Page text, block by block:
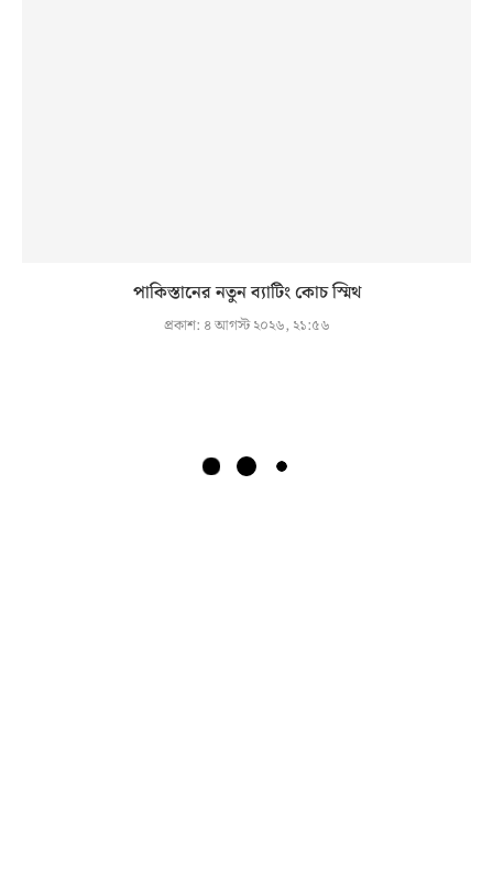
পাকিস্তানের নতুন ব্যাটিং কোচ স্মিথ
প্রকাশ: ৪ আগস্ট ২০২৬, ২১:৫৬